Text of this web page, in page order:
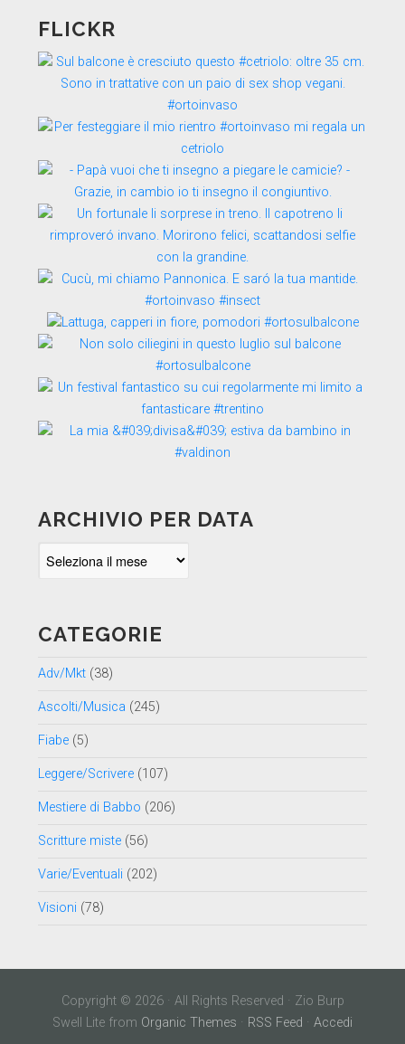
FLICKR
ARCHIVIO PER DATA
CATEGORIE
Adv/Mkt(38)
Ascolti/Musica (245)
Fiabe(5)
Leggere/Scrivere(107)
Mestiere di Babbo (206)
Scritture miste(56)
Varie/Eventuali (202)
Visioni (78)
Copyright © 2026 · All Rights Reserved · Zio Burp
Swell Lite from Organic Themes · RSS Feed · Accedi